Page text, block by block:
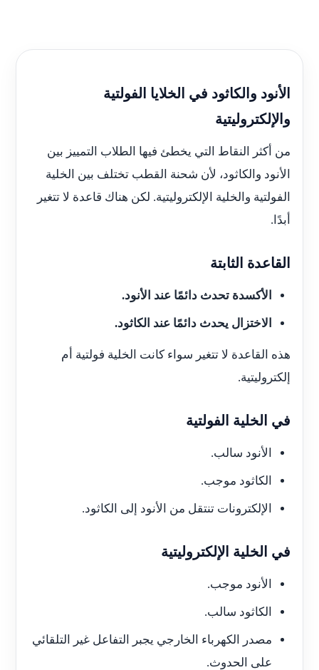
الأنود والكاثود في الخلايا الفولتية
والإلكتروليتية
من أكثر النقاط التي يخطئ فيها الطلاب التمييز بين
الأنود والكاثود، لأن شحنة القطب تختلف بين الخلية
الفولتية والخلية الإلكتروليتية. لكن هناك قاعدة لا تتغير
أبدًا.
القاعدة الثابتة
الأكسدة تحدث دائمًا عند الأنود.
الاختزال يحدث دائمًا عند الكاثود.
هذه القاعدة لا تتغير سواء كانت الخلية فولتية أم
إلكتروليتية.
في الخلية الفولتية
الأنود سالب.
الكاثود موجب.
الإلكترونات تنتقل من الأنود إلى الكاثود.
في الخلية الإلكتروليتية
الأنود موجب.
الكاثود سالب.
مصدر الكهرباء الخارجي يجبر التفاعل غير التلقائي
على الحدوث.